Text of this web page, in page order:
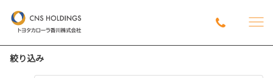
絞り込み